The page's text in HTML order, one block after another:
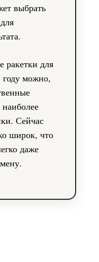
выбрать
ракетки для
году можно,
Сейчас
широк, что
даже